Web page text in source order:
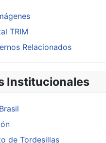
TRIM
Relacionados
Institucionales
de Tordesillas